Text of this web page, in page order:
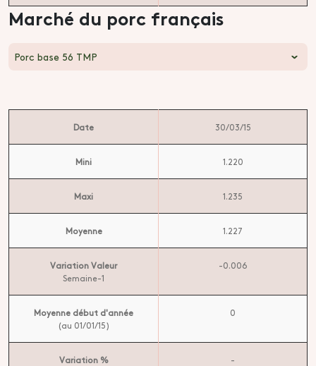
Marché du porc français
Porc base 56 TMP
Date 30/03/15
Mini 1.220
Maxi 1.235
Moyenne 1.227
Variation Valeur
Semaine-1
-0.006
Moyenne début d'année
(au 01/01/15)
0
Variation %
-